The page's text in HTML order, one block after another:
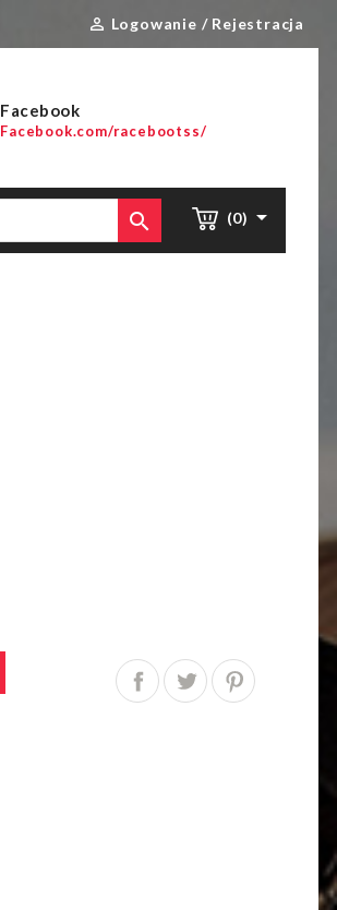
 Logowanie / Rejestracja
Facebook
Facebook.com/racebootss/
(0) 
